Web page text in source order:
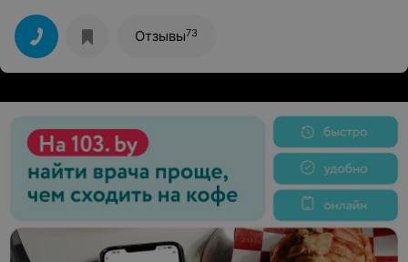
эффектом, кожа стала упругой после первой
процедуры. Спасибо огромное девушке, которая
проводила обертывание, очень внимательная и
бережная. Теперь советую Бонжур всем своим
подружкам)
Отзывы73